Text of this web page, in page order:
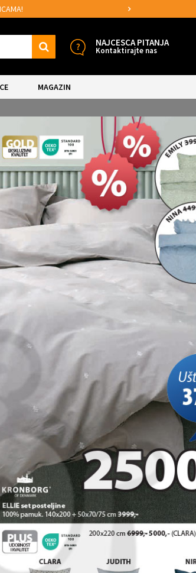
ISPORUKE!
NAJCESCA PITANJA
Kontaktirajte nas
MAGAZIN